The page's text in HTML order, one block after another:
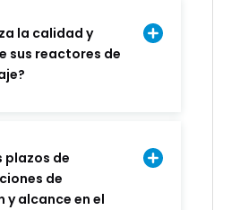
la calidad y
sus reactores de
plazos de
de
y alcance en el